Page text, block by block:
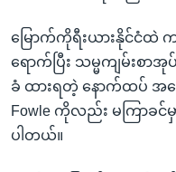
မြောက်ကိုရီးယားနိုင်ငံထဲ
ရောက်ပြီး သမ္မကျမ်းစာ
ခံ ထားရတဲ့ နောက်ထပ် အမ
Fowle ကိုလည်း မကြာခင်
ပါတယ်။